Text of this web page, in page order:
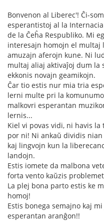
Bonvenon al Liberec'! Ĉi-
esperantistoj al la
de la Ĉeĥa Respubliko. Mi
interesajn homojn el
amuzajn aferojn kune. Ni
multaj aliaj aktivaĵoj dum la
ekkonis novajn geamikojn.
Ĉar tio estis nur mia tria
lerni multe pri la
malkovri esperantan
lernis...
Kiel vi povas vidi, ni havis
por ni! Ni ankaŭ dividis
kaj lingvojn kun la
landojn.
Estis iomete da malbona
forta vento kaŭzis
La plej bona parto estis ke
homoj!
Estis bonega semajno kaj
esperantan aranĝon!!